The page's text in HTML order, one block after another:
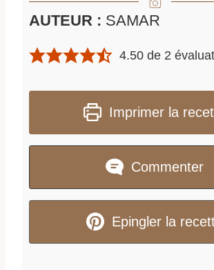
AUTEUR : SAMAR
4.50 de 2
Imprimer la
Commenter
Epingler la